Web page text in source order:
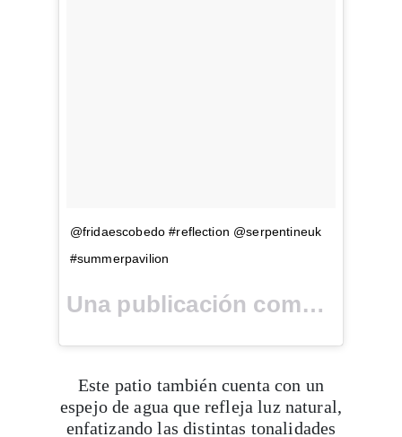
@fridaescobedo #reflection @serpentineuk
#summerpavilion
Una publicación compartida por
Este patio también cuenta con un
espejo de agua que refleja luz natural,
enfatizando las distintas tonalidades
Viaja con Travesías, recibe cada semana
itinerarios, tips de insider y las guías más